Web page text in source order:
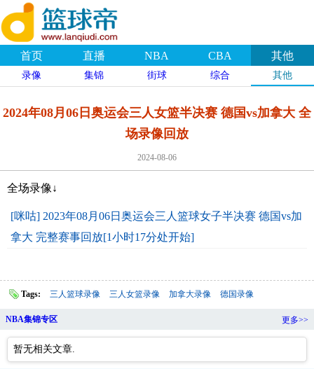
首页 直播 NBA CBA 其他
录像 集锦 街球 综合 其他
2024年08月06日奥运会三人女篮半决赛 德国vs加拿大 全
场录像回放
2024-08-06
全场录像↓
[咪咕] 2023年08月06日奥运会三人篮球女子半决赛 德国vs加
拿大 完整赛事回放[1小时17分处开始]
Tags: 三人篮球录像 三人女篮录像 加拿大录像 德国录像
NBA集锦专区 更多>>
暂无相关文章.